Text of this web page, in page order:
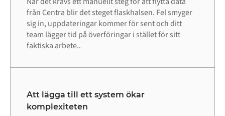
från Centra blir det steget flaskhalsen. Fel smyger
sig in, uppdateringar kommer för sent och ditt
team lägger tid på överföringar i stället för sitt
faktiska arbete..
Att lägga till ett system ökar
komplexiteten